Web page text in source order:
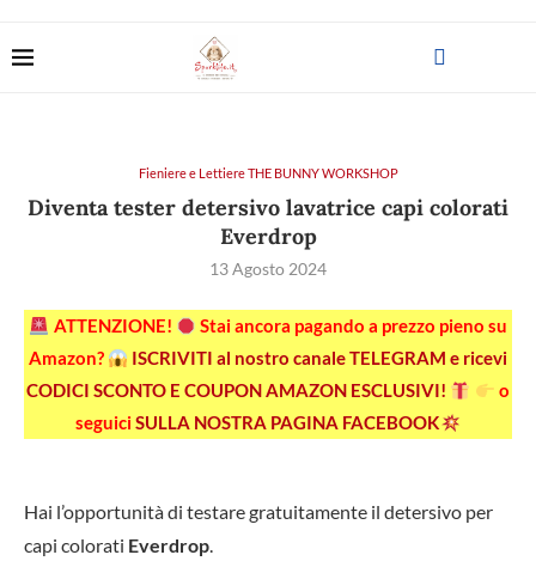
Fieniere e Lettiere THE BUNNY WORKSHOP
Diventa tester detersivo lavatrice capi colorati
Everdrop
13 Agosto 2024
ATTENZIONE!
Stai ancora pagando a prezzo pieno su
Amazon?
ISCRIVITI al nostro canale TELEGRAM e ricevi
CODICI SCONTO E COUPON AMAZON ESCLUSIVI!
o
seguiciSULLA NOSTRA PAGINA FACEBOOK
Hai l’opportunità di testare gratuitamente il detersivo per
capi colorati Everdrop.